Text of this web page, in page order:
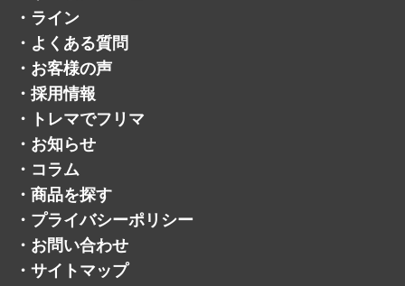
・ ライン
・ よくある質問
・ お客様の声
・ 採用情報
・ トレマでフリマ
・ お知らせ
・ コラム
・ 商品を探す
・ プライバシーポリシー
・ お問い合わせ
・ サイトマップ